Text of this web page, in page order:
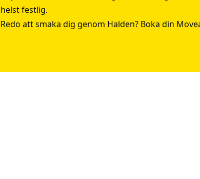
helst festlig.
Redo att smaka dig genom Halden? Boka din